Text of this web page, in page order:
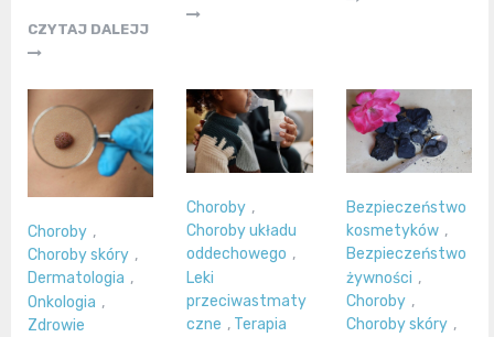
CZYTAJ DALEJJ
Choroby ,
Choroby skóry ,
Dermatologia ,
Onkologia ,
Zdrowie
Choroby ,
Choroby układu
oddechowego ,
Leki
przeciwastmaty
czne , Terapia
Bezpieczeństwo
kosmetyków ,
Bezpieczeństwo
żywności ,
Choroby ,
Choroby skóry ,